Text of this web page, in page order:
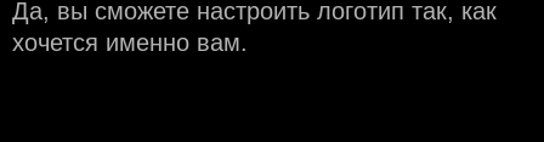
Да, вы сможете настроить логотип так, как
хочется именно вам.